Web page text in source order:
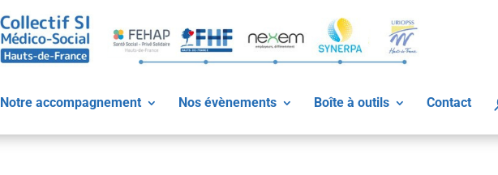
Notre accompagnement Nos évènements Boîte à outils Contact